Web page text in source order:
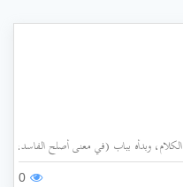
وبدأه بباب (في معنى أصلح
0